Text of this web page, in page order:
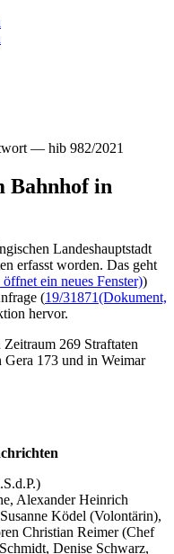
— hib 982/2021
Bahnhof in
Landeshauptstadt
erfasst worden. Das geht
ein neues Fenster))
(19/31871(Dokument,
hervor.
269 Straftaten
Gera 173 und in Weimar
Alexander Heinrich
Susanne Ködel (Volontärin),
Christian Reimer (Chef
Denise Schwarz,